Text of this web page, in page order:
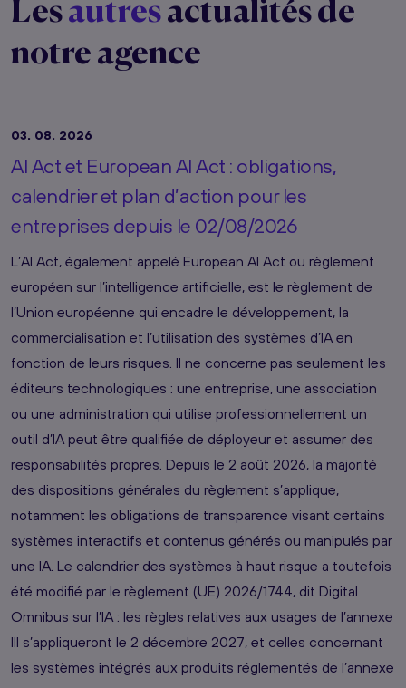
Lesautresactualités de
notre agence
03. 08. 2026
AI Act et European AI Act : obligations,
calendrier et plan d’action pour les
entreprises depuis le 02/08/2026
L’AI Act, également appelé European AI Act ou règlement
européen sur l’intelligence artificielle, est le règlement de
l’Union européenne qui encadre le développement, la
commercialisation et l’utilisation des systèmes d’IA en
fonction de leurs risques. Il ne concerne pas seulement les
éditeurs technologiques : une entreprise, une association
ou une administration qui utilise professionnellement un
outil d’IA peut être qualifiée de déployeur et assumer des
responsabilités propres. Depuis le 2 août 2026, la majorité
des dispositions générales du règlement s’applique,
notamment les obligations de transparence visant certains
systèmes interactifs et contenus générés ou manipulés par
une IA. Le calendrier des systèmes à haut risque a toutefois
été modifié par le règlement (UE) 2026/1744, dit Digital
Omnibus sur l’IA : les règles relatives aux usages de l’annexe
III s’appliqueront le 2 décembre 2027, et celles concernant
les systèmes intégrés aux produits réglementés de l’annexe